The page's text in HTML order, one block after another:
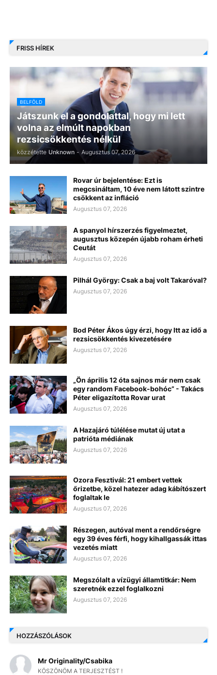
FRISS HÍREK
BELFÖLD
Játszunk el a gondolattal, hogy mi lett
volna az elmúlt napokban
rezsicsökkentés nélkül
közzétette Unknown - Augusztus 07, 2026
Rovar úr bejelentése: Ezt is
megcsináltam, 10 éve nem látott szintre
csökkent az infláció
Augusztus 07, 2026
A spanyol hírszerzés figyelmeztet,
augusztus közepén újabb roham érheti
Ceutát
Augusztus 07, 2026
Pilhál György: Csak a baj volt Takaróval?
Augusztus 07, 2026
Bod Péter Ákos úgy érzi, hogy Itt az idő a
rezsicsökkentés kivezetésére
Augusztus 07, 2026
„Ön április 12 óta sajnos már nem csak
egy random Facebook-bohóc” - Takács
Péter eligazította Rovar urat
Augusztus 07, 2026
A Hazajáró túlélése mutat új utat a
patrióta médiának
Augusztus 07, 2026
Ozora Fesztivál: 21 embert vettek
őrizetbe, közel hatezer adag kábítószert
foglaltak le
Augusztus 07, 2026
Részegen, autóval ment a rendőrségre
egy 39 éves férfi, hogy kihallgassák ittas
vezetés miatt
Augusztus 07, 2026
Megszólalt a vízügyi államtitkár: Nem
szeretnék ezzel foglalkozni
Augusztus 07, 2026
HOZZÁSZÓLÁSOK
Mr Originality/Csabika
KÖSZÖNÖM A TERJESZTÉST !